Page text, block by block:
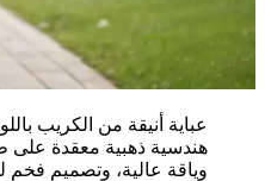
عباية أنيقة من الكريب
هندسية ذهبية معقدة على
وياقة عالية، وتصميم فخم